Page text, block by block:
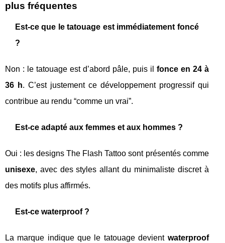
plus fréquentes
Est-ce que le tatouage est immédiatement foncé
?
Non : le tatouage est d’abord pâle, puis il fonce en 24 à
36 h. C’est justement ce développement progressif qui
contribue au rendu “comme un vrai”.
Est-ce adapté aux femmes et aux hommes ?
Oui : les designs The Flash Tattoo sont présentés comme
unisexe, avec des styles allant du minimaliste discret à
des motifs plus affirmés.
Est-ce waterproof ?
La marque indique que le tatouage devient waterproof